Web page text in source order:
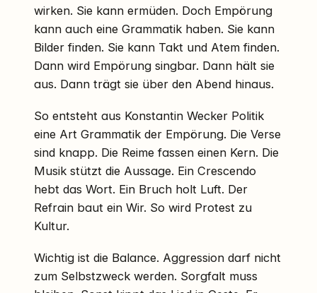
wirken. Sie kann ermüden. Doch Empörung
kann auch eine Grammatik haben. Sie kann
Bilder finden. Sie kann Takt und Atem finden.
Dann wird Empörung singbar. Dann hält sie
aus. Dann trägt sie über den Abend hinaus.
So entsteht aus Konstantin Wecker Politik
eine Art Grammatik der Empörung. Die Verse
sind knapp. Die Reime fassen einen Kern. Die
Musik stützt die Aussage. Ein Crescendo
hebt das Wort. Ein Bruch holt Luft. Der
Refrain baut ein Wir. So wird Protest zu
Kultur.
Wichtig ist die Balance. Aggression darf nicht
zum Selbstzweck werden. Sorgfalt muss